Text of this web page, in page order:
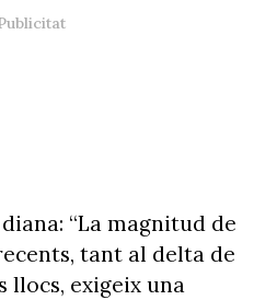
“La magnitud de
tant al delta de
llocs, exigeix una